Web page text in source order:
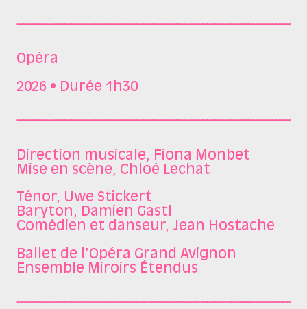
Opéra
2026 • Durée 1h30
Direction musicale, Fiona Monbet
Mise en scène, Chloé Lechat
Ténor, Uwe Stickert
Baryton, Damien Gastl
Comédien et danseur, Jean Hostache
Ballet de l’Opéra Grand Avignon
Ensemble Miroirs Étendus